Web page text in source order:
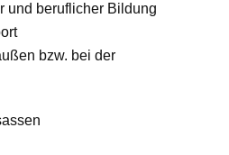
und beruflicher Bildung
bzw. bei der